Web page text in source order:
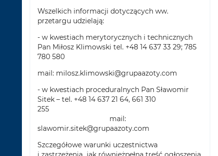
Wszelkich informacji dotyczących ww.
przetargu udzielają:
- w kwestiach merytorycznych i technicznych
Pan Miłosz Klimowski tel. +48 14 637 33 29; 785
780 580
mail: milosz.klimowski@grupaazoty.com
- w kwestiach proceduralnych Pan Sławomir
Sitek – tel. +48 14 637 21 64, 661 310
255
mail:
slawomir.sitek@grupaazoty.com
Szczegółowe warunki uczestnictwa